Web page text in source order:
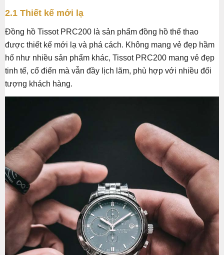
2.1 Thiết kế mới lạ
Đồng hồ Tissot PRC200 là sản phẩm đồng hồ thể thao
được thiết kế mới lạ và phá cách. Không mang vẻ đẹp hầm
hố như nhiều sản phẩm khác, Tissot PRC200 mang vẻ đẹp
tinh tế, cổ điển mà vẫn đầy lịch lãm, phù hợp với nhiều đối
tượng khách hàng.